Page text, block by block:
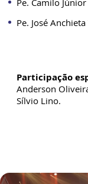
Pe. Camilo Júnior
Pe. José
Participação
Anderson
Sílvio Lino.